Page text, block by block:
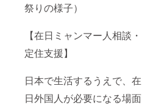
祭りの様子）
【在日ミャンマー人相談・
定住支援】
日本で生活するうえで、在
日外国人が必要になる場面